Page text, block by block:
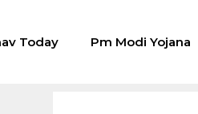
Today Pm Modi Yojana